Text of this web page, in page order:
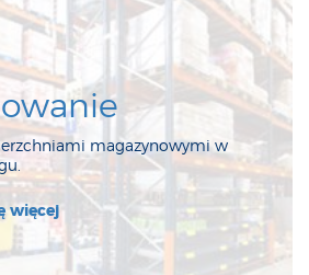
magazynowymi w
więcej